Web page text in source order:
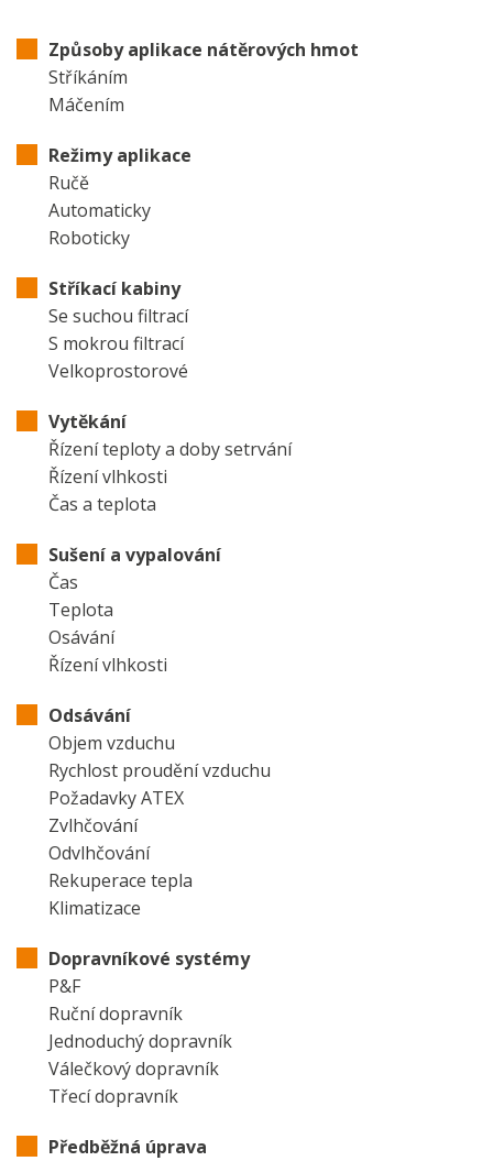
Způsoby aplikace nátěrových hmot
Stříkáním
Máčením
Režimy aplikace
Ručě
Automaticky
Roboticky
Stříkací kabiny
Se suchou filtrací
S mokrou filtrací
Velkoprostorové
Vytěkání
Řízení teploty a doby setrvání
Řízení vlhkosti
Čas a teplota
Sušení a vypalování
Čas
Teplota
Osávání
Řízení vlhkosti
Odsávání
Objem vzduchu
Rychlost proudění vzduchu
Požadavky ATEX
Zvlhčování
Odvlhčování
Rekuperace tepla
Klimatizace
Dopravníkové systémy
P&F
Ruční dopravník
Jednoduchý dopravník
Válečkový dopravník
Třecí dopravník
Předběžná úprava